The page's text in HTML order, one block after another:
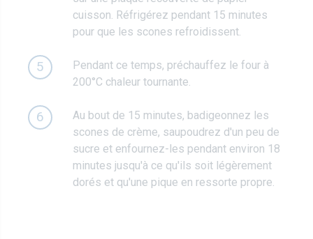
cuisson. Réfrigérez pendant 15 minutes
pour que les scones refroidissent.
5
Pendant ce temps, préchauffez le four à
200°C chaleur tournante.
6
Au bout de 15 minutes, badigeonnez les
scones de crème, saupoudrez d'un peu de
sucre et enfournez-les pendant environ 18
minutes jusqu'à ce qu'ils soit légèrement
dorés et qu'une pique en ressorte propre.